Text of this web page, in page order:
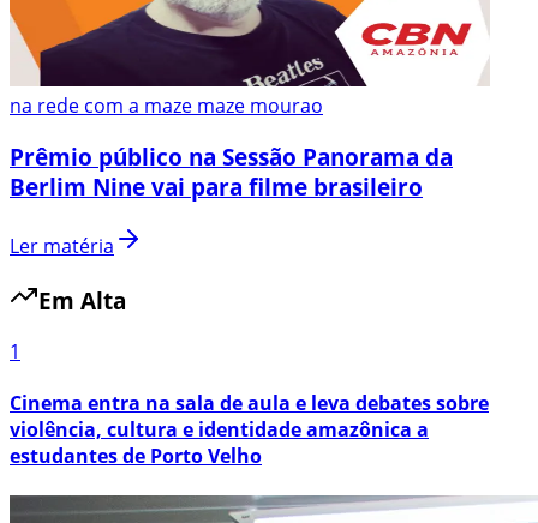
na rede com a maze maze mourao
Prêmio público na Sessão Panorama da
Berlim Nine vai para filme brasileiro
Ler matéria
Em Alta
1
Cinema entra na sala de aula e leva debates sobre
violência, cultura e identidade amazônica a
estudantes de Porto Velho